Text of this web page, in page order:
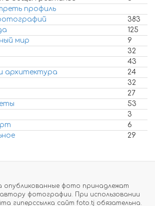
профиль
383
125
мир
9
32
43
архитектура
24
32
27
53
3
6
29
опубликованные фото принадлежат
фотографии. При использовании
гиперссылка сайт foto.tj обязательна.